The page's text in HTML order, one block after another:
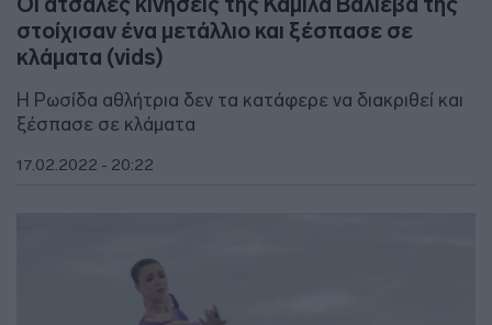
στοίχισαν ένα μετάλλιο και ξέσπασε σε
κλάματα (vids)
Η Ρωσίδα αθλήτρια δεν τα κατάφερε να διακριθεί και
ξέσπασε σε κλάματα
17.02.2022 - 20:22